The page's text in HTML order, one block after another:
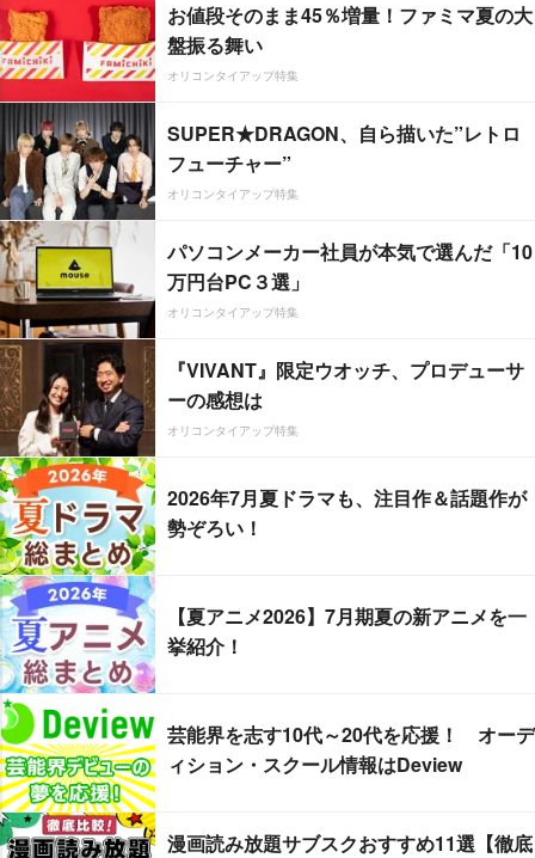
お値段そのまま45％増量！ファミマ夏の大
盤振る舞い
オリコンタイアップ特集
SUPER★DRAGON、自ら描いた”レトロ
フューチャー”
オリコンタイアップ特集
パソコンメーカー社員が本気で選んだ「10
万円台PC３選」
オリコンタイアップ特集
『VIVANT』限定ウオッチ、プロデューサ
ーの感想は
オリコンタイアップ特集
2026年7月夏ドラマも、注目作＆話題作が
勢ぞろい！
【夏アニメ2026】7月期夏の新アニメを一
挙紹介！
芸能界を志す10代～20代を応援！ オーデ
ィション・スクール情報はDeview
漫画読み放題サブスクおすすめ11選【徹底